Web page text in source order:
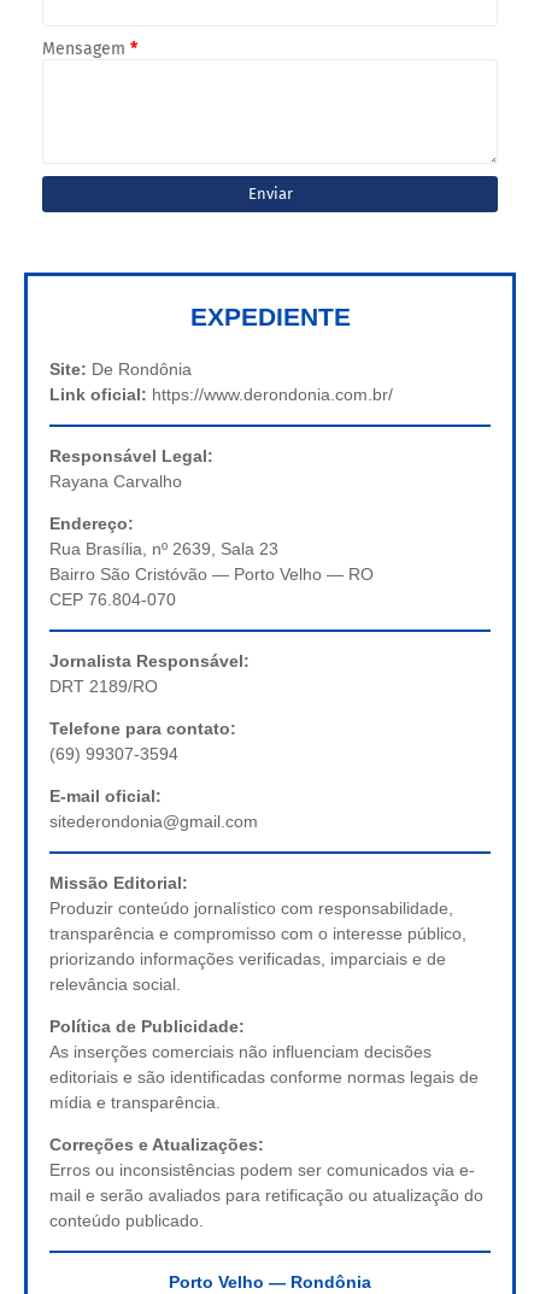
Mensagem *
EXPEDIENTE
Site: De Rondônia
Link oficial: https://www.derondonia.com.br/
Responsável Legal:
Rayana Carvalho
Endereço:
Rua Brasília, nº 2639, Sala 23
Bairro São Cristóvão — Porto Velho — RO
CEP 76.804-070
Jornalista Responsável:
DRT 2189/RO
Telefone para contato:
(69) 99307-3594
E-mail oficial:
sitederondonia@gmail.com
Missão Editorial:
Produzir conteúdo jornalístico com responsabilidade,
transparência e compromisso com o interesse público,
priorizando informações verificadas, imparciais e de
relevância social.
Política de Publicidade:
As inserções comerciais não influenciam decisões
editoriais e são identificadas conforme normas legais de
mídia e transparência.
Correções e Atualizações:
Erros ou inconsistências podem ser comunicados via e-
mail e serão avaliados para retificação ou atualização do
conteúdo publicado.
Porto Velho — Rondônia